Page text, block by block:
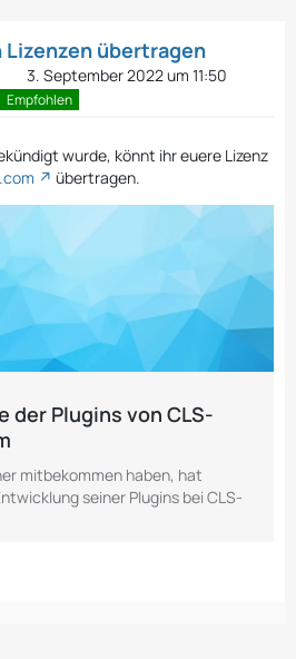
Lizenzen übertragen
3. September 2022 um 11:50
Empfohlen
wurde, könnt ihr euere Lizenz
übertragen.
der Plugins von CLS-
mitbekommen haben, hat
seiner Plugins bei CLS-